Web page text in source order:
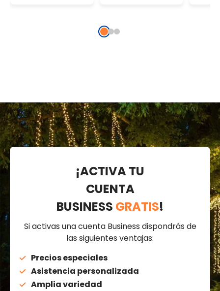
¡ACTIVA TU
CUENTA
BUSINESS GRATIS!
Si activas una cuenta Business dispondrás de
las siguientes ventajas:
Precios especiales
Asistencia personalizada
Amplia variedad